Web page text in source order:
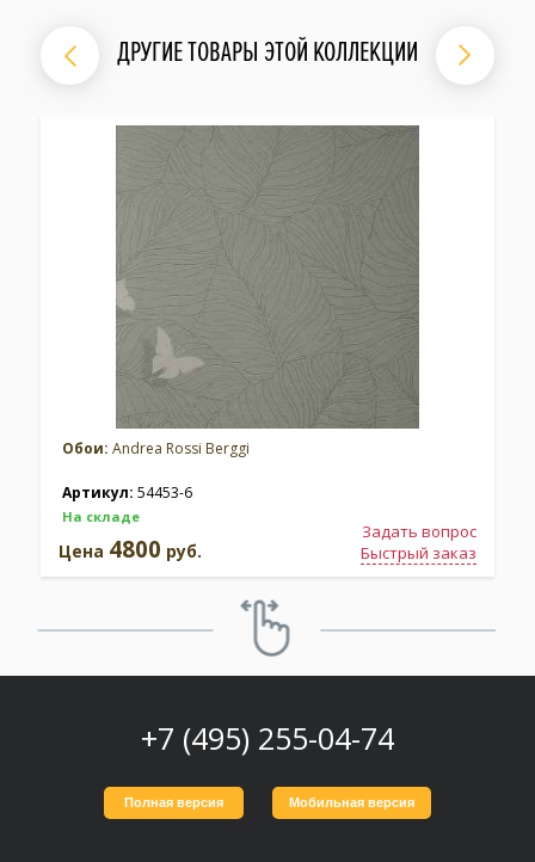
ДРУГИЕ ТОВАРЫ ЭТОЙ КОЛЛЕКЦИИ
Обои: Andrea Rossi Berggi
Артикул: 54453-6
На складе
Задать вопрос
Быстрый заказ
Цена 4800 руб.
+7 (495) 255-04-74
Полная версия Мобильная версия